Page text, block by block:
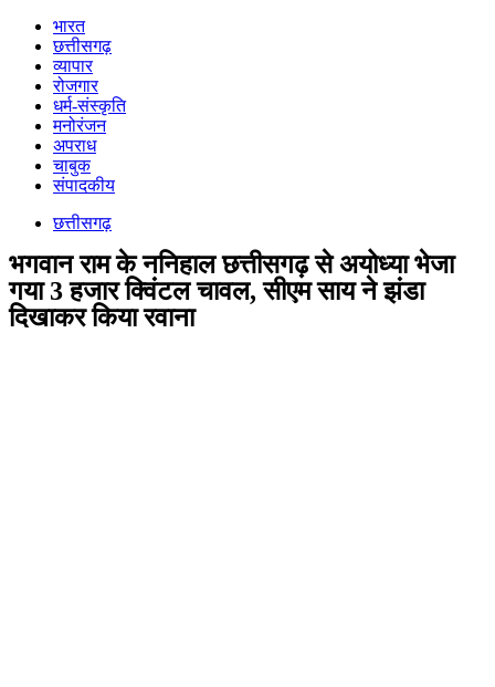
भारत
छत्तीसगढ़
व्यापार
रोजगार
धर्म-संस्कृति
मनोरंजन
अपराध
चाबुक
संपादकीय
छत्तीसगढ़
भगवान राम के ननिहाल छत्तीसगढ़ से अयोध्या भेजा
गया 3 हजार क्विंटल चावल, सीएम साय ने झंडा
दिखाकर किया रवाना